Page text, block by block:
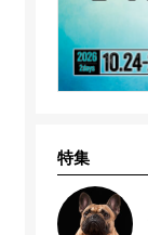
特集